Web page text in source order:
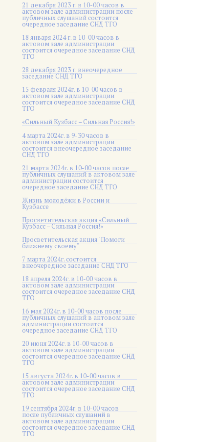
21 декабря 2023 г. в 10-00 часов в
актовом зале администрации после
публичных слушаний состоится
очередное заседание СНД ТГО
18 января 2024 г. в 10-00 часов в
актовом зале администрации
состоится очередное заседание СНД
ТГО
28 декабря 2023 г. внеочередное
заседание СНД ТГО
15 февраля 2024г. в 10-00 часов в
актовом зале администрации
состоится очередное заседание СНД
ТГО
«Сильный Кузбасс – Сильная Россия!»
4 марта 2024г. в 9-30 часов в
актовом зале администрации
состоится внеочередное заседание
СНД ТГО
21 марта 2024г. в 10-00 часов после
публичных слушаний в актовом зале
администрации состоится
очередное заседание СНД ТГО
Жизнь молодёжи в России и
Кузбассе
Просветительская акция «Сильный
Кузбасс – Сильная Россия!»
Просветительская акция "Помоги
ближнему своему"
7 марта 2024г. состоится
внеочередное заседание СНД ТГО
18 апреля 2024г. в 10-00 часов в
актовом зале администрации
состоится очередное заседание СНД
ТГО
16 мая 2024г. в 10-00 часов после
публичных слушаний в актовом зале
администрации состоится
очередное заседание СНД ТГО
20 июня 2024г. в 10-00 часов в
актовом зале администрации
состоится очередное заседание СНД
ТГО
15 августа 2024г. в 10-00 часов в
актовом зале администрации
состоится очередное заседание СНД
ТГО
19 сентября 2024г. в 10-00 часов
после публичных слушаний в
актовом зале администрации
состоится очередное заседание СНД
ТГО